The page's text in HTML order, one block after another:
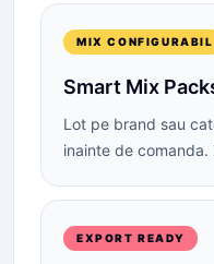
MIX CONFIGURABIL
Smart Mix
Lot pe brand sau
inainte de
EXPORT READY